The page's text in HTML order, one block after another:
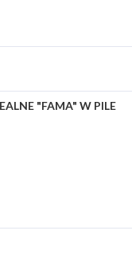
"FAMA" W PILE